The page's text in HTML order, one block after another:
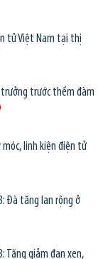
tử Việt Nam tại thị
trưởng trước thềm đàm
móc, linh kiện điện tử
Đà tăng lan rộng ở
Tăng giảm đan xen,